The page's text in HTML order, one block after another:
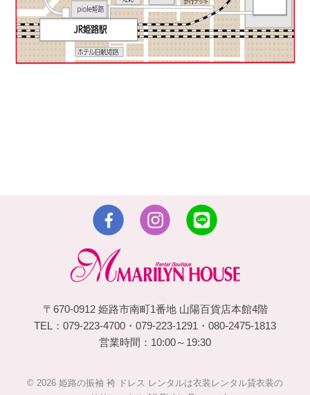
〒670-0912 姫路市南町1番地 山陽百貨店本館4階
TEL：079-223-4700・079-223-1291・080-2475-1813
営業時間：10:00～19:30
© 2026 姫路の振袖 袴 ドレス レンタルは衣装レンタル貸衣装の